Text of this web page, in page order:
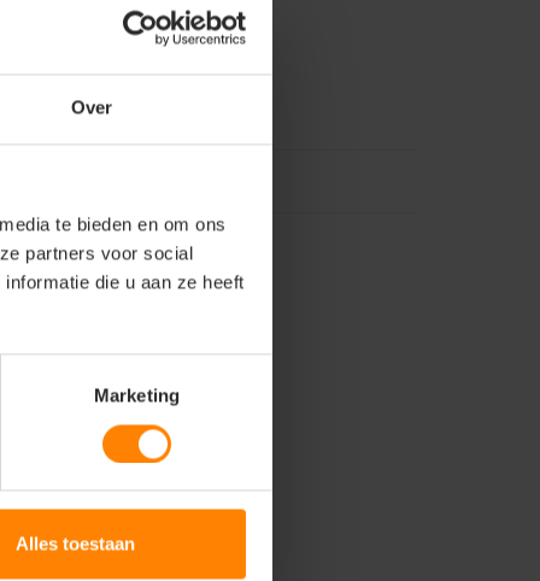
Over
te bieden en om ons
partners voor social
die u aan ze heeft
Marketing
Alles toestaan